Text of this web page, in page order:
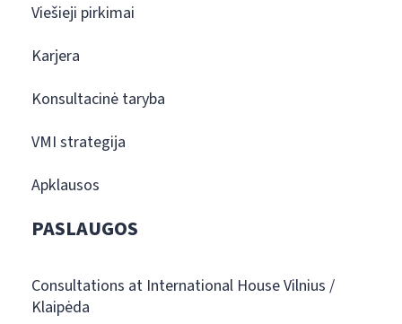
Viešieji pirkimai
Karjera
Konsultacinė taryba
VMI strategija
Apklausos
PASLAUGOS
Consultations at International House Vilnius /
Klaipėda